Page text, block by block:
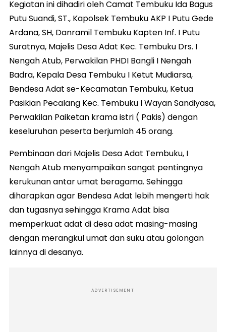
Kegiatan ini dihadiri oleh Camat Tembuku Ida Bagus
Putu Suandi, ST., Kapolsek Tembuku AKP I Putu Gede
Ardana, SH, Danramil Tembuku Kapten Inf. I Putu
Suratnya, Majelis Desa Adat Kec. Tembuku Drs. I
Nengah Atub, Perwakilan PHDI Bangli I Nengah
Badra, Kepala Desa Tembuku I Ketut Mudiarsa,
Bendesa Adat se-Kecamatan Tembuku, Ketua
Pasikian Pecalang Kec. Tembuku I Wayan Sandiyasa,
Perwakilan Paiketan krama istri ( Pakis) dengan
keseluruhan peserta berjumlah 45 orang.
Pembinaan dari Majelis Desa Adat Tembuku, I
Nengah Atub menyampaikan sangat pentingnya
kerukunan antar umat beragama. Sehingga
diharapkan agar Bendesa Adat lebih mengerti hak
dan tugasnya sehingga Krama Adat bisa
memperkuat adat di desa adat masing-masing
dengan merangkul umat dan suku atau golongan
lainnya di desanya.
ADVERTISEMENT